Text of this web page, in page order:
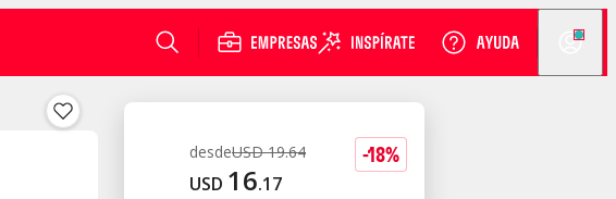
-18%
desdeUSD 19.64
USD 16.17